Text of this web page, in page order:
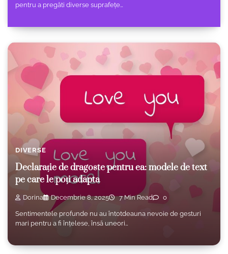
pentru a pregăti diverse suprafețe…
DIVERSE
Declarație de dragoste pentru ea: modele de text
pe care le poți adapta
Dorina Decembrie 8, 2025 7 Min Read 0
Sentimentele profunde nu au întotdeauna nevoie de gesturi
mari pentru a fi înțelese, însă uneori…